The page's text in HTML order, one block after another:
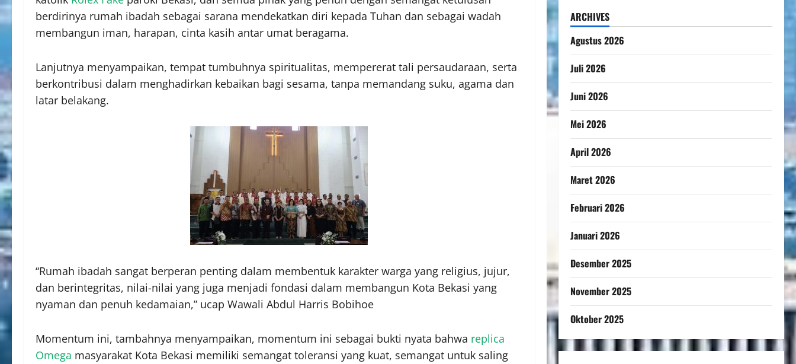
berdirinya rumah ibadah sebagai sarana mendekatkan diri kepada Tuhan dan sebagai wadah
membangun iman, harapan, cinta kasih antar umat beragama.
Lanjutnya menyampaikan, tempat tumbuhnya spiritualitas, mempererat tali persaudaraan, serta
berkontribusi dalam menghadirkan kebaikan bagi sesama, tanpa memandang suku, agama dan
latar belakang.
“Rumah ibadah sangat berperan penting dalam membentuk karakter warga yang religius, jujur,
dan berintegritas, nilai-nilai yang juga menjadi fondasi dalam membangun Kota Bekasi yang
nyaman dan penuh kedamaian,” ucap Wawali Abdul Harris Bobihoe
Momentum ini, tambahnya menyampaikan, momentum ini sebagai bukti nyata bahwa replica
Omega masyarakat Kota Bekasi memiliki semangat toleransi yang kuat, semangat untuk saling
ARCHIVES
Agustus 2026
Juli 2026
Juni 2026
Mei 2026
April 2026
Maret 2026
Februari 2026
Januari 2026
Desember 2025
November 2025
Oktober 2025